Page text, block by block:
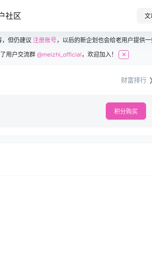
社区 文
但仍建议 注册账号，以后的新企划也会给老用户提供一
用户交流群@meizhi_official ，欢迎加入！ ✕
财富排行
积分购买